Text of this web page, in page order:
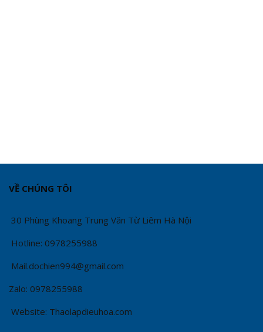
VỀ CHÚNG TÔI
30 Phùng Khoang Trung Văn Từ Liêm Hà Nội
Hotline: 0978255988
Mail.dochien994@gmail.com
Zalo: 0978255988
Website: Thaolapdieuhoa.com